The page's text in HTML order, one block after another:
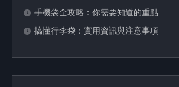
手機袋全攻略：你需要知道的重點
搞懂行李袋：實用資訊與注意事項